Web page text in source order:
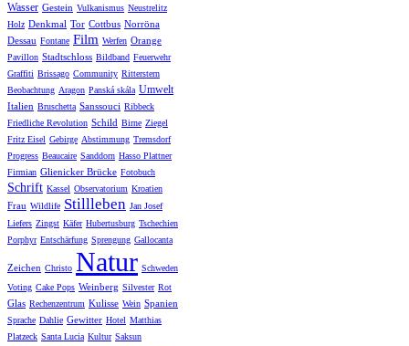
Wasser Gestein Vulkanismus Neustrelitz
Holz Denkmal Tor Cottbus Norröna
Dessau Fontane Film Werfen Orange
Pavillon Stadtschloss Bildband Feuerwehr
Graffiti Brissago Community Ritterstern
Beobachtung Aragon Panská skála Umwelt
Italien Bruschetta Sanssouci Ribbeck
Friedliche Revolution Schild Birne Ziegel
Fritz Eisel Gebirge Abstimmung Tremsdorf
Progress Beaucaire Sanddorn Hasso Plattner
Firmian Glienicker Brücke Fotobuch
Schrift Kassel Observatorium Kroatien
Frau Wildlife Stillleben Jan Josef
Liefers Zingst Käfer Hubertusburg Tschechien
Porphyr Entschärfung Sprengung Gallocanta
Zeichen Christo Natur Schweden
Voting Cake Pops Weinberg Silvester Rot
Glas Rechenzentrum Kulisse Wein Spanien
Sprache Dahlie Gewitter Hotel Matthias
Platzeck Santa Lucia Kultur Saksun